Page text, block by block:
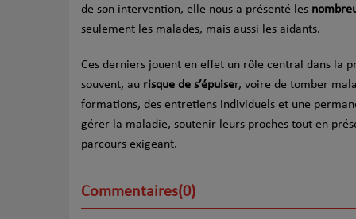
de son intervention, elle nous a présenté les
seulement les malades, mais aussi les aidants.
Ces derniers jouent en effet un rôle central dans la
souvent, au risque de s’épuiser, voire de tomber
formations, des entretiens individuels et une
gérer la maladie, soutenir leurs proches tout en
parcours exigeant.
Commentaires(0)